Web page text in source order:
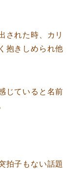
された時、カリ
抱きしめられ他
じていると名前
拍子もない話題